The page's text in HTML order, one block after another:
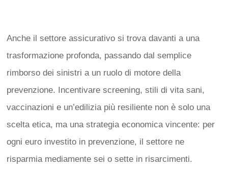
Anche il settore assicurativo si trova davanti a una
trasformazione profonda, passando dal semplice
rimborso dei sinistri a un ruolo di motore della
prevenzione. Incentivare screening, stili di vita sani,
vaccinazioni e un’edilizia più resiliente non è solo una
scelta etica, ma una strategia economica vincente: per
ogni euro investito in prevenzione, il settore ne
risparmia mediamente sei o sette in risarcimenti.